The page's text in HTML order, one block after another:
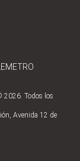
2026. Todos los
Avenida 12 de